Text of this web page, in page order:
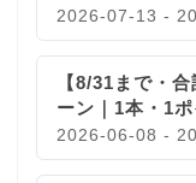
2026-07-13 -
【8/31まで・
ーン｜1本・1
2026-06-08 -